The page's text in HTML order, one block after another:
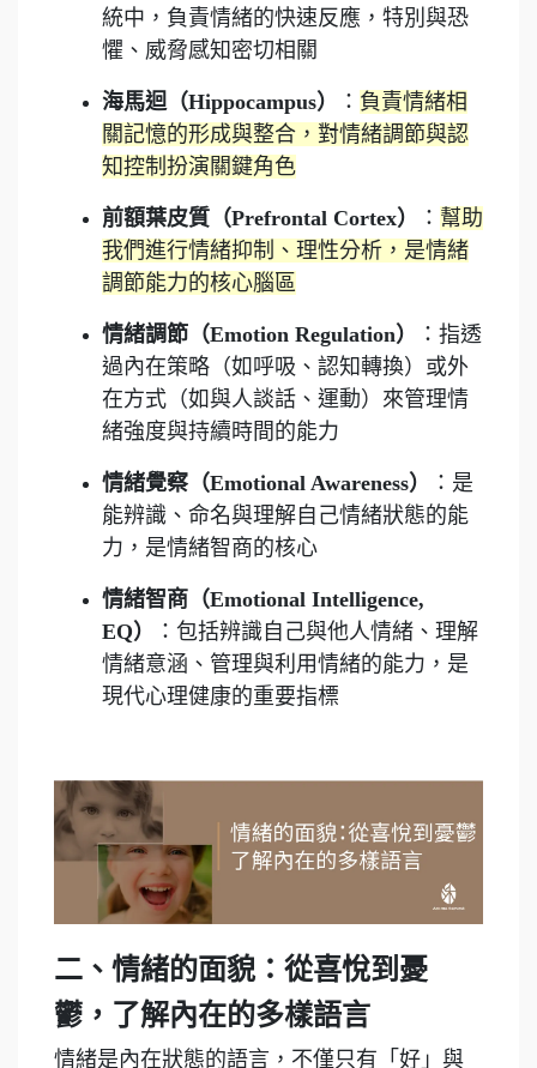
統中，負責情緒的快速反應，特別與恐
懼、威脅感知密切相關
海馬迴（Hippocampus） ： 負責情緒相
關記憶的形成與整合，對情緒調節與認
知控制扮演關鍵角色
前額葉皮質（Prefrontal Cortex） ： 幫助
我們進行情緒抑制、理性分析，是情緒
調節能力的核心腦區
情緒調節（Emotion Regulation）
：指透
過內在策略（如呼吸、認知轉換）或外
在方式（如與人談話、運動）來管理情
緒強度與持續時間的能力
情緒覺察（Emotional Awareness）
：是
能辨識、命名與理解自己情緒狀態的能
力，是情緒智商的核心
情緒智商（Emotional Intelligence,
EQ）
：包括辨識自己與他人情緒、理解
情緒意涵、管理與利用情緒的能力，是
現代心理健康的重要指標
二、情緒的面貌：從喜悅到憂
鬱，了解內在的多樣語言
情緒是內在狀態的語言，不僅只有「好」與